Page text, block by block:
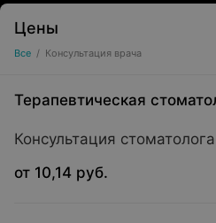
Цены
Все / Консультация врача
Терапевтическая
Консультация
от 10,14 руб.